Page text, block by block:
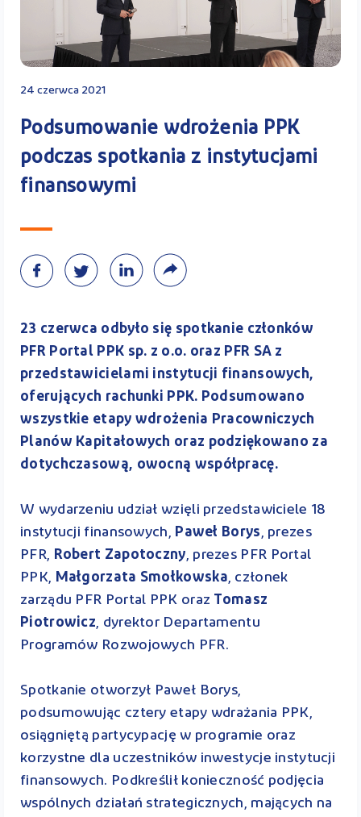
Kontakt
24 czerwca 2021
Podsumowanie wdrożenia PPK
podczas spotkania z instytucjami
finansowymi
23 czerwca odbyło się spotkanie członków
PFR Portal PPK sp. z o.o. oraz PFR SA z
przedstawicielami instytucji finansowych,
oferujących rachunki PPK. Podsumowano
wszystkie etapy wdrożenia Pracowniczych
Planów Kapitałowych oraz podziękowano za
dotychczasową, owocną współpracę.
W wydarzeniu udział wzięli przedstawiciele 18
instytucji finansowych, Paweł Borys, prezes
PFR, Robert Zapotoczny, prezes PFR Portal
PPK, Małgorzata Smołkowska, członek
zarządu PFR Portal PPK oraz Tomasz
Piotrowicz, dyrektor Departamentu
Programów Rozwojowych PFR.
Spotkanie otworzył Paweł Borys,
podsumowując cztery etapy wdrażania PPK,
osiągniętą partycypację w programie oraz
korzystne dla uczestników inwestycje instytucji
finansowych. Podkreślił konieczność podjęcia
wspólnych działań strategicznych, mających na